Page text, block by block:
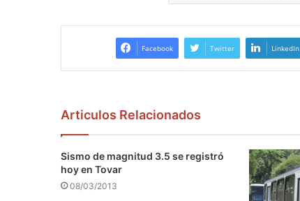
Facebook Twitter LinkedIn
Articulos Relacionados
Sismo de magnitud 3.5 se registró
hoy en Tovar
08/03/2013